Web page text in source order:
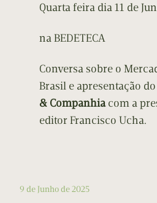
Quarta feira dia 11 de
na BEDETECA
Conversa sobre o
Brasil e apresentação
& Companhiacom a
editor Francisco Ucha.
9 de Junho de 2025